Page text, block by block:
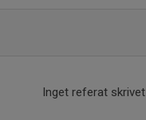
Inget referat skrivet